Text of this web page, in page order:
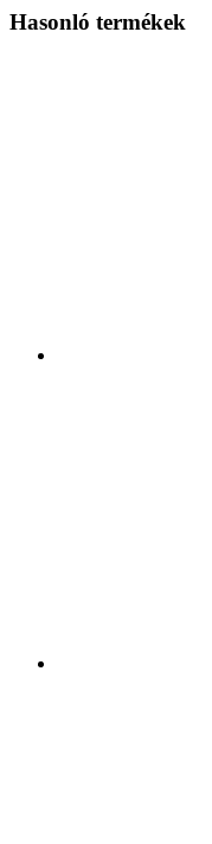
Hasonló termékek